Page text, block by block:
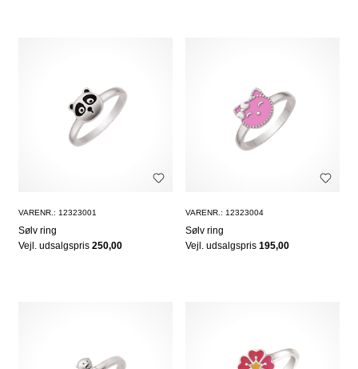
VARENR.: 12323001
Sølv ring
Vejl. udsalgspris 250,00
VARENR.: 12323004
Sølv ring
Vejl. udsalgspris195,00